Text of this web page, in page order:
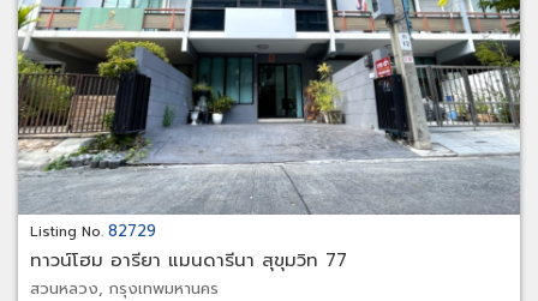
Listing No. 82729
ทาวน์โฮม อารียา แมนดารีนา สุขุมวิท 77
สวนหลวง, กรุงเทพมหานคร